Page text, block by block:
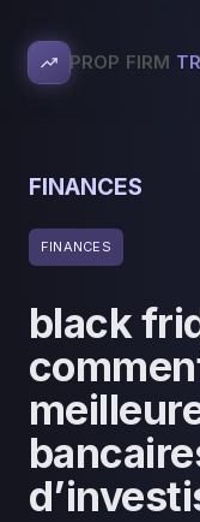
PROP FIRM
FINANCES
FINANCES
black